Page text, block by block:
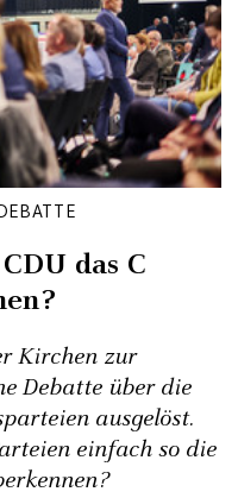
das C
Kirchen zur
Debatte über die
ausgelöst.
einfach so die